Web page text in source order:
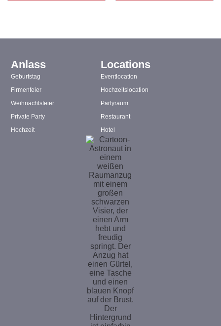
Anlass
Geburtstag
Firmenfeier
Weihnachtsfeier
Private Party
Hochzeit
Locations
Eventlocation
Hochzeitslocation
Partyraum
Restaurant
Hotel